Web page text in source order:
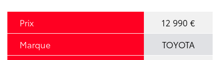
Prix
12 990 €
Marque
TOYOTA